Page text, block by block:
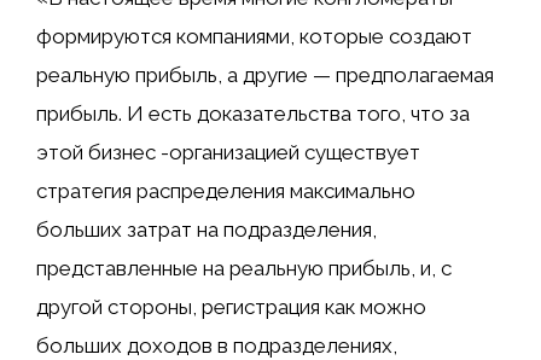
формируются компаниями, которые создают
реальную прибыль, а другие — предполагаемая
прибыль. И есть доказательства того, что за
этой бизнес -организацией существует
стратегия распределения максимально
больших затрат на подразделения,
представленные на реальную прибыль, и, с
другой стороны, регистрация как можно
больших доходов в подразделениях,